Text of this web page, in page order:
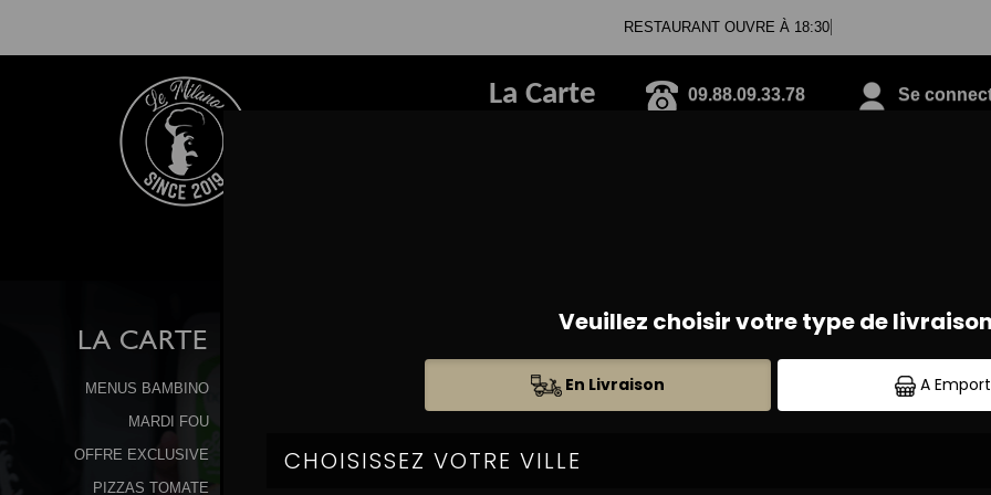
RESTAURANT OUVRE À 18:30
La Carte 09.88.09.33.78 Se
LA CARTE
MENUS BAMBINO
MARDI FOU
OFFRE EXCLUSIVE
PIZZAS TOMATE
PIZZAS TOMATE